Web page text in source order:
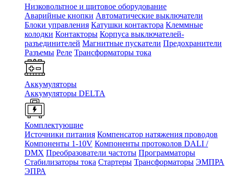
Низковольтное и щитовое оборудование
Аварийные кнопки Автоматические выключатели
Блоки управления Катушки контактора Клеммные
колодки Контакторы Корпуса выключателей-
разъединителей Магнитные пускатели Предохранители
Разъемы Реле Трансформаторы тока
Аккумуляторы
Аккумуляторы DELTA
Комплектующие
Источники питания Компенсатор натяжения проводов
Компоненты 1-10V Компоненты протоколов DALI /
DMX Преобразователи частоты Программаторы
Стабилизаторы тока Стартеры Трансформаторы ЭМПРА
ЭПРА